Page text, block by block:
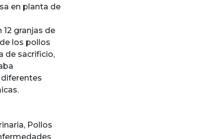
en planta de
granjas de
los pollos
de sacrificio,
, Pollos